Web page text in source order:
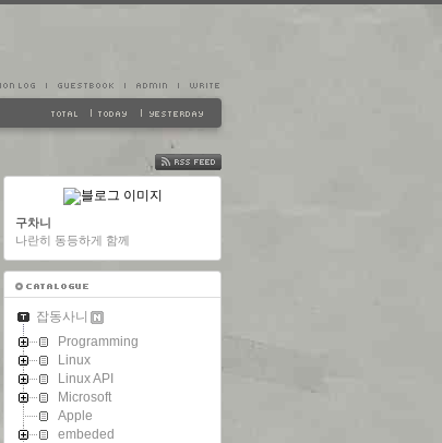
FEED
구차니
나란히 동등하게 함께
잡동사니
Programming
Linux
Linux API
Microsoft
Apple
embeded